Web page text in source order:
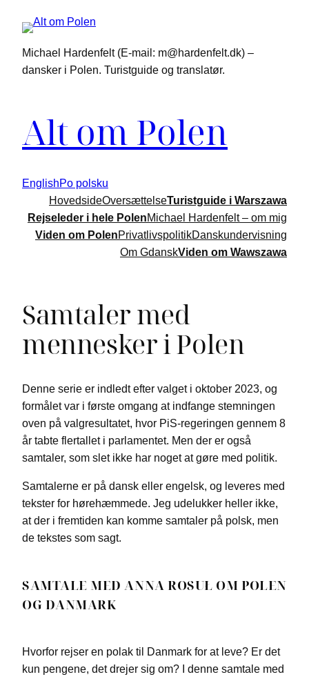
indhold
Michael Hardenfelt (E-mail: m@hardenfelt.dk) –
dansker i Polen. Turistguide og translatør.
Alt om Polen
EnglishPo polsku
HovedsideOversættelseTuristguide i Warszawa
Rejseleder i hele PolenMichael Hardenfelt – om mig
Viden om PolenPrivatlivspolitikDanskundervisning
Om GdanskViden om Wawszawa
Samtaler med
mennesker i Polen
Denne serie er indledt efter valget i oktober 2023, og
formålet var i første omgang at indfange stemningen
oven på valgresultatet, hvor PiS-regeringen gennem 8
år tabte flertallet i parlamentet. Men der er også
samtaler, som slet ikke har noget at gøre med politik.
Samtalerne er på dansk eller engelsk, og leveres med
tekster for hørehæmmede. Jeg udelukker heller ikke,
at der i fremtiden kan komme samtaler på polsk, men
de tekstes som sagt.
SAMTALE MED ANNA ROSUŁ OM POLEN
OG DANMARK
Hvorfor rejser en polak til Danmark for at leve? Er det
kun pengene, det drejer sig om? I denne samtale med